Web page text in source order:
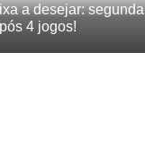
a desejar: segunda
4 jogos!